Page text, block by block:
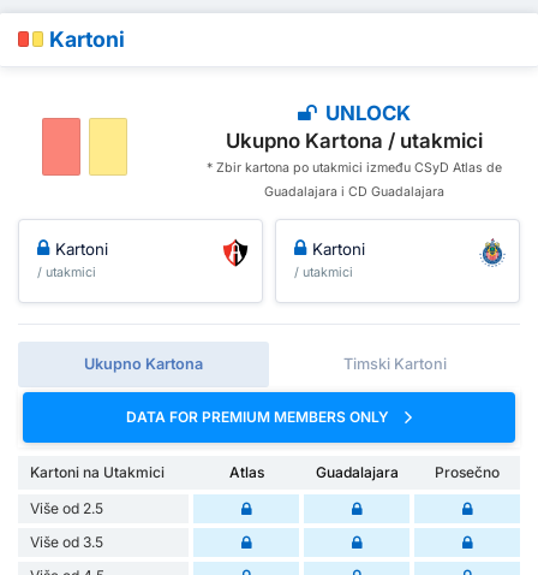
Kartoni
UNLOCK
Ukupno Kartona / utakmici
* Zbir kartona po utakmici između CSyD Atlas de
Guadalajara i CD Guadalajara
Kartoni
/ utakmici
Kartoni
/ utakmici
Ukupno Kartona Timski Kartoni
DATA FOR PREMIUM MEMBERS ONLY
Kartoni na Utakmici Atlas Guadalajara
Prosečno
Više od 2.5
Više od 3.5